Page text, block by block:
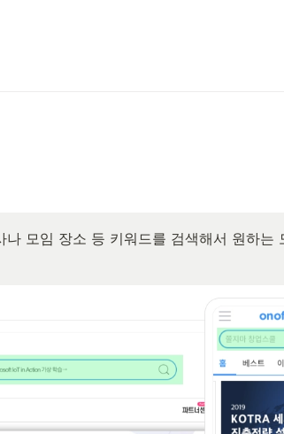
나 모임 장소 등 키워드를 검색해서 원하는